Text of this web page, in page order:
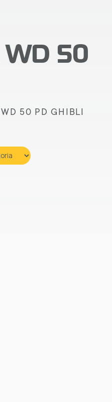
WD 50
WD 50 PD GHIBLI